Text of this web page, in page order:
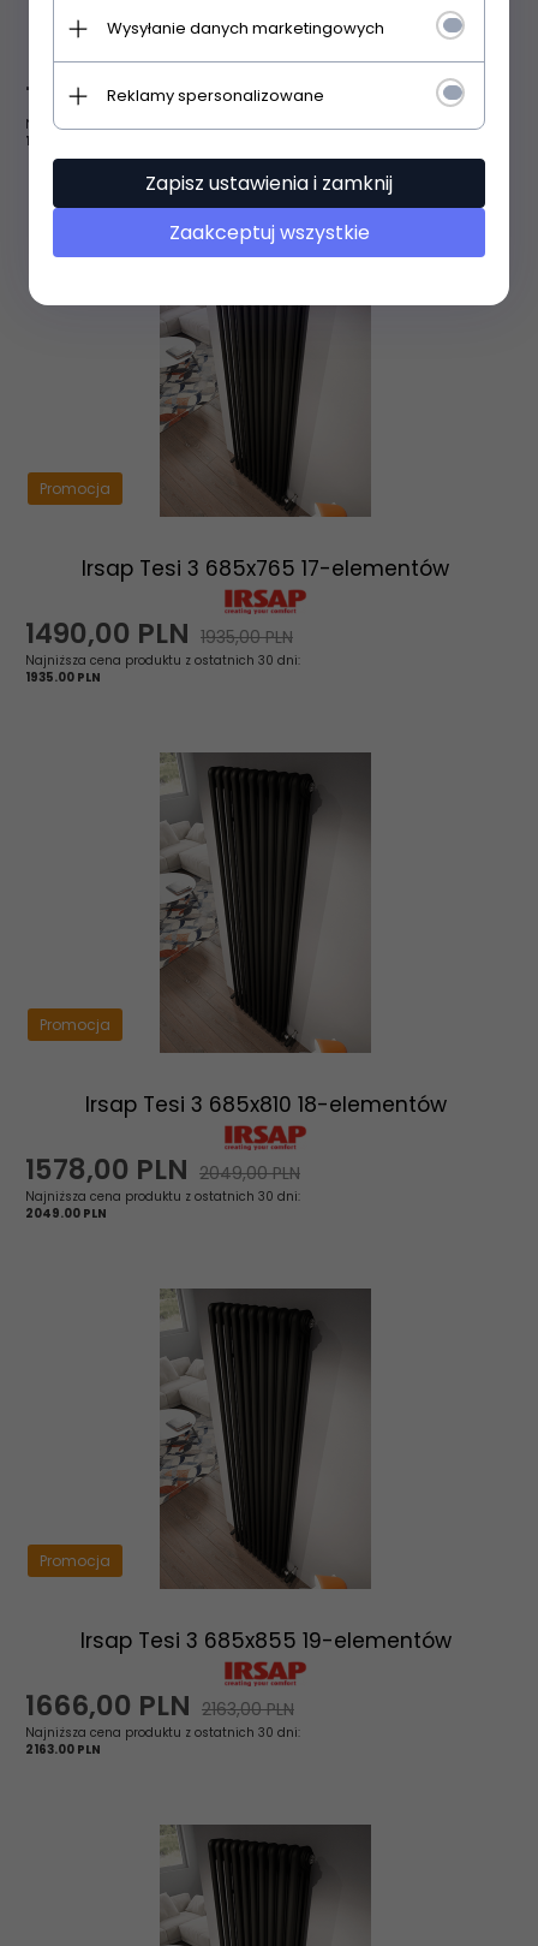
Irsap Tesi 3 685x720 16-elementów
1402, 00PLN 1821,00 PLN
Najniższa cena produktu z ostatnich 30 dni:
1821.00 PLN
Promocja
Irsap Tesi 3 685x765 17-elementów
1490,00 PLN 1935,00 PLN
Najniższa cena produktu z ostatnich 30 dni:
1935.00 PLN
Promocja
Irsap Tesi 3 685x810 18-elementów
1578,00 PLN 2049,00 PLN
Najniższa cena produktu z ostatnich 30 dni:
2049.00 PLN
Promocja
Irsap Tesi 3 685x855 19-elementów
1666,00 PLN 2163,00 PLN
Najniższa cena produktu z ostatnich 30 dni:
2163.00 PLN
Wysyłanie danych marketingowych
Reklamy spersonalizowane
Zapisz ustawienia i zamknij
Zaakceptuj wszystkie